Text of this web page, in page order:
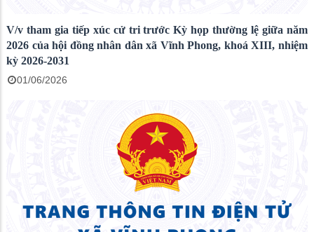
V/v tham gia tiếp xúc cử tri trước Kỳ họp thường lệ giữa năm
2026 của hội đồng nhân dân xã Vĩnh Phong, khoá XIII, nhiệm
kỳ 2026-2031
01/06/2026